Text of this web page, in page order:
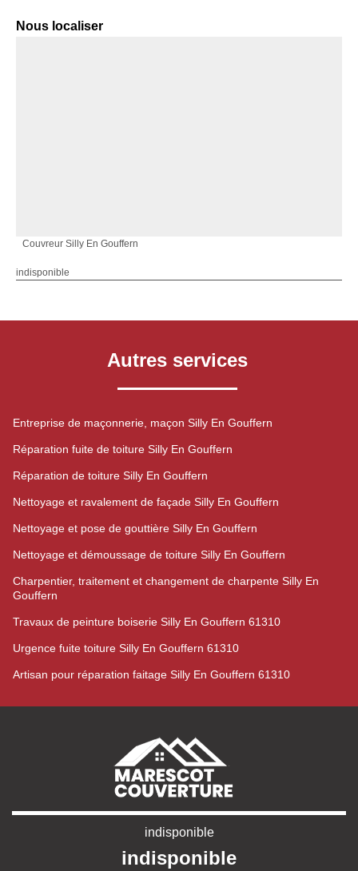
Nous localiser
Couvreur Silly En Gouffern
indisponible
Autres services
Entreprise de maçonnerie, maçon Silly En Gouffern
Réparation fuite de toiture Silly En Gouffern
Réparation de toiture Silly En Gouffern
Nettoyage et ravalement de façade Silly En Gouffern
Nettoyage et pose de gouttière Silly En Gouffern
Nettoyage et démoussage de toiture Silly En Gouffern
Charpentier, traitement et changement de charpente Silly En
Gouffern
Travaux de peinture boiserie Silly En Gouffern 61310
Urgence fuite toiture Silly En Gouffern 61310
Artisan pour réparation faitage Silly En Gouffern 61310
indisponible
indisponible